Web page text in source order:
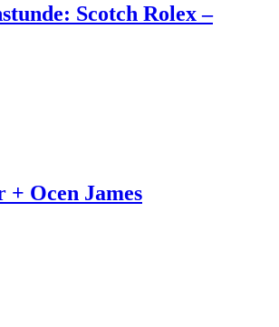
Scotch Rolex –
+ Ocen James